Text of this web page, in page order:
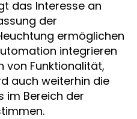
das Interesse an
der
ermöglichen
integrieren
von Funktionalität,
auch weiterhin die
im Bereich der